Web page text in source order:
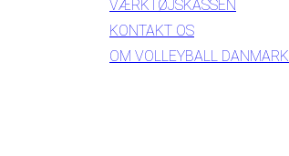
VÆRKTØJSKASSEN
KONTAKT OS
OM VOLLEYBALL DANMARK